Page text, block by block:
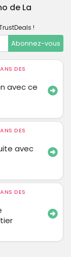
de La
!
Abonnez-vous
DES
avec ce
DES
avec
DES